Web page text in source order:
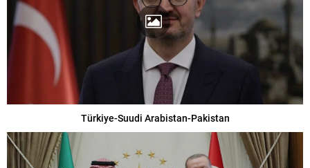
Türkiye-Suudi Arabistan-Pakistan